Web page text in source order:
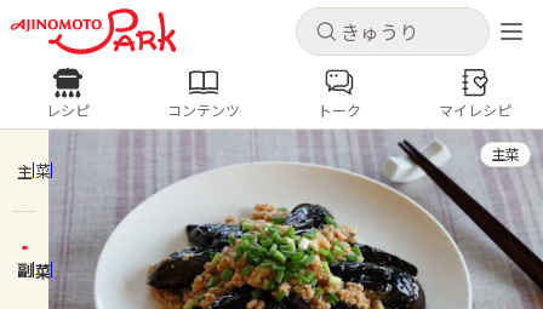
キャンセル
ログインするとレシピを保存できます
ログイン 新規登録
ホーム
キャンセル
レシピ コンテンツ
人気の食材・レシピ
きゅうり なす トマト
とうもろこし
レシピ コンテンツ トーク マイレシピ
主菜
副菜
主菜